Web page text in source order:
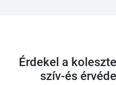
Érdekel a
szív-és